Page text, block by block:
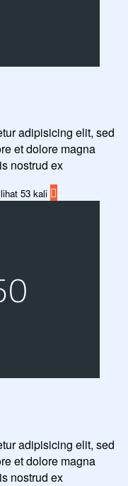
adipisicing elit, sed
et dolore magna
nostrud ex
53 kali
adipisicing elit, sed
et dolore magna
nostrud ex